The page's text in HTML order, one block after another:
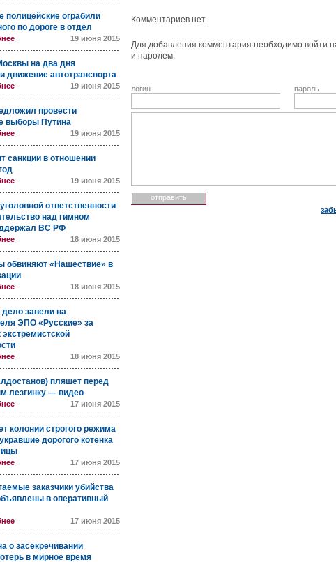
полицейские ограбили
по дороге в отдел
19 июня 2015
на два дня
движение автотранспорта
19 июня 2015
провести
выборы Путина
19 июня 2015
санкции в отношении
19 июня 2015
ответственности
над гимном
ВС РФ
18 июня 2015
обвиняют «Нашествие» в
18 июня 2015
дело завели на
ЭПО «Русские» за
18 июня 2015
пляшет перед
лезгинку — видео
17 июня 2015
колонии строгого режима
дорогого котенка
17 июня 2015
заказчики убийства
в оперативный
17 июня 2015
о засекречивании
в мирное время
Комментариев нет.
Для добавления комментария необходимо войти
и паролем.
логин пароль